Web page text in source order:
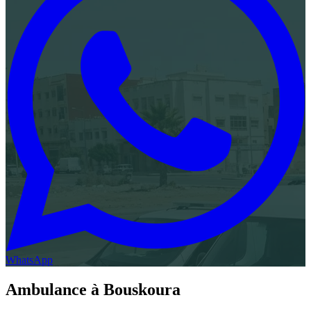
WhatsApp
Ambulance à Bouskoura